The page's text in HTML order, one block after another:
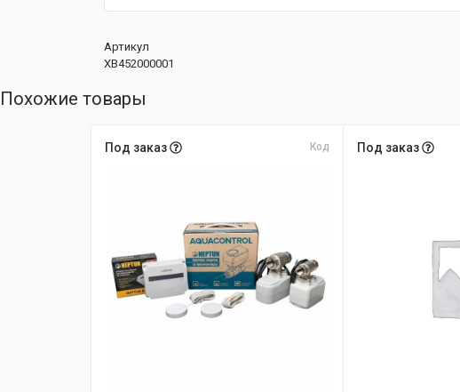
Артикул
XB452000001
Похожие товары
Под заказ Код Под заказ